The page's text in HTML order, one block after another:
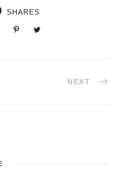
SHARES
NEXT